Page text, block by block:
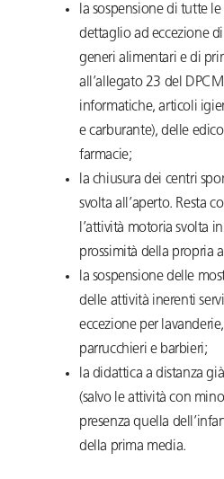
la sospensione di tutte
dettaglio ad eccezione
generi alimentari e di
all’allegato 23 del
informatiche, articoli
e carburante), delle
farmacie;
la chiusura dei centri
svolta all’aperto. Resta
l’attività motoria svolta
prossimità della propria
la sospensione delle
delle attività inerenti
eccezione per
parrucchieri e barbieri;
la didattica a distanza
(salvo le attività con
presenza quella
della prima media.